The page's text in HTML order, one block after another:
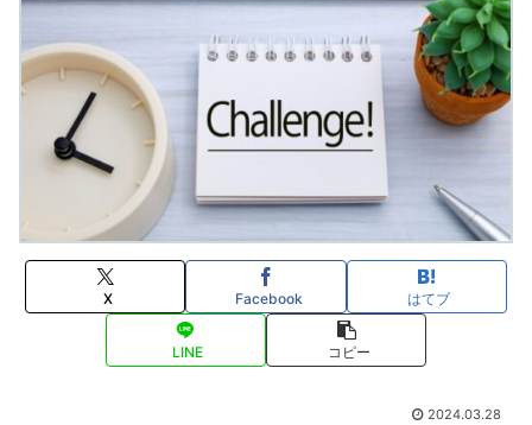
X Facebook はてブ
LINE コピー
2024.03.28